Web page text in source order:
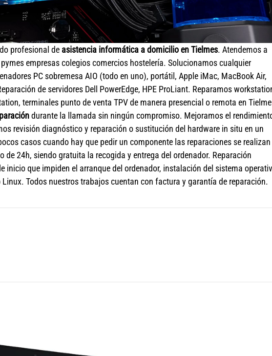
profesional de asistencia informática a domicilio en Tielmes. Atendemos a
empresas colegios comercios hostelería. Solucionamos cualquier
PC sobremesa AIO (todo en uno), portátil, Apple iMac, MacBook Air,
de servidores Dell PowerEdge, HPE ProLiant. Reparamos
terminales punto de venta TPV de manera presencial o remota en
durante la llamada sin ningún compromiso. Mejoramos el
revisión diagnóstico y reparación o sustitución del hardware in situ en un
casos cuando hay que pedir un componente las reparaciones se realizan
de 24h, siendo gratuita la recogida y entrega del ordenador. Reparación
inicio que impiden el arranque del ordenador, instalación del sistema
Linux. Todos nuestros trabajos cuentan con factura y garantía de reparación.